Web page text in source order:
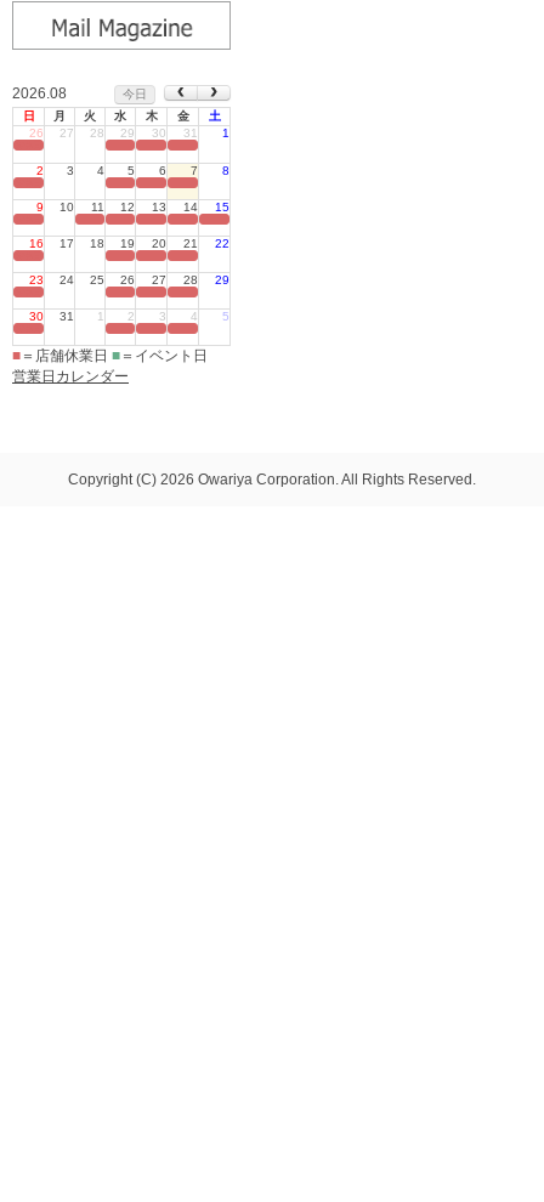
2026.08
今日
日
月 火 水 木 金
土
26
27 28 29 30 31 1
2 3 4 5 6 7 8
9 10 11 12 13 14 15
16 17 18 19 20 21 22
23 24 25 26 27 28 29
30 31 1 2 3 4 5
■ ＝店舗休業日 ■ ＝イベント日
営業日カレンダー
Copyright (C) 2026 Owariya Corporation. All Rights Reserved.